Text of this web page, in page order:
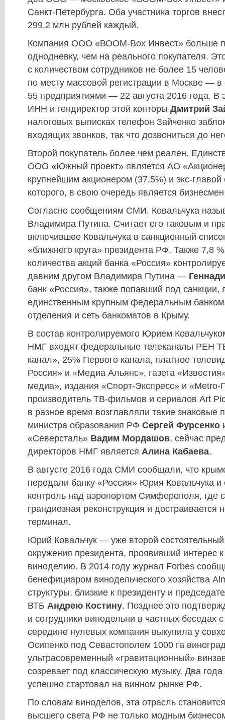
Санкт-Петербурга. Оба участника торгов
299,2 млн рублей каждый.
Компания ООО «ВООМ-Вох Инвест» больше
однодневку, чем на реального покупателя.
с количеством сотрудников не более 15
по месту массовой регистрации в Москве —
55 предприятиями — 22 августа 2016 года. В
ИНН и гендиректор этой конторы Дмитрий
налоговых выписках телефон Зайченко
входящих звонков, так что дозвониться до
Второй покупатель более чем реален.
ООО «Южный проект» является АО
крупнейшим акционером (37,5%) и экс-главой
которого, в свою очередь является
Согласно сообщениям СМИ, Ковальчука
Владимира Путина. Считает его таковым и
включившее Ковальчука в санкционный
«ближнего круга» президента РФ. Также 7,8
количества акций банка «Россия»
давним другом Владимира Путина —
банк «Россия», также попавший под санкции,
единственным крупным федеральным
отделения и сеть банкоматов в Крыму.
В состав контролируемого Юрием
НМГ входят федеральные телеканалы РЕН
канал», 25% Первого канала, платное
Россия» и «Медиа Альянс», газета
медиа», издания «Спорт-Экспресс» и «Metro-
производитель ТВ-фильмов и сериалов Art
в разное время возглавляли такие знаковые
министра образования РФ Сергей Фурсенко
«Северсталь» Вадим Мордашов, сейчас
директоров НМГ является Алина Кабаева.
В августе 2016 года СМИ сообщали, что
передали банку «Россия» Юрия Ковальчука и
контроль над аэропортом Симферополя, где
грандиозная реконструкция и
терминал.
Юрий Ковальчук — уже второй состоятельный
окружения президента, проявивший интерес
виноделию. В 2014 году журнал Forbes
бенефициаром винодельческого хозяйства
структуры, близкие к президенту и
ВТБ Андрею Костину. Позднее это
и сотрудники винодельни в частных беседах
середине нулевых компания выкупила у
Осипенко под Севастополем 1000 га
ультрасовременный «гравитационный»
созревает под классическую музыку. Два года
успешно стартовал на винном рынке РФ.
По словам виноделов, эта отрасль
высшего света РФ не только модным